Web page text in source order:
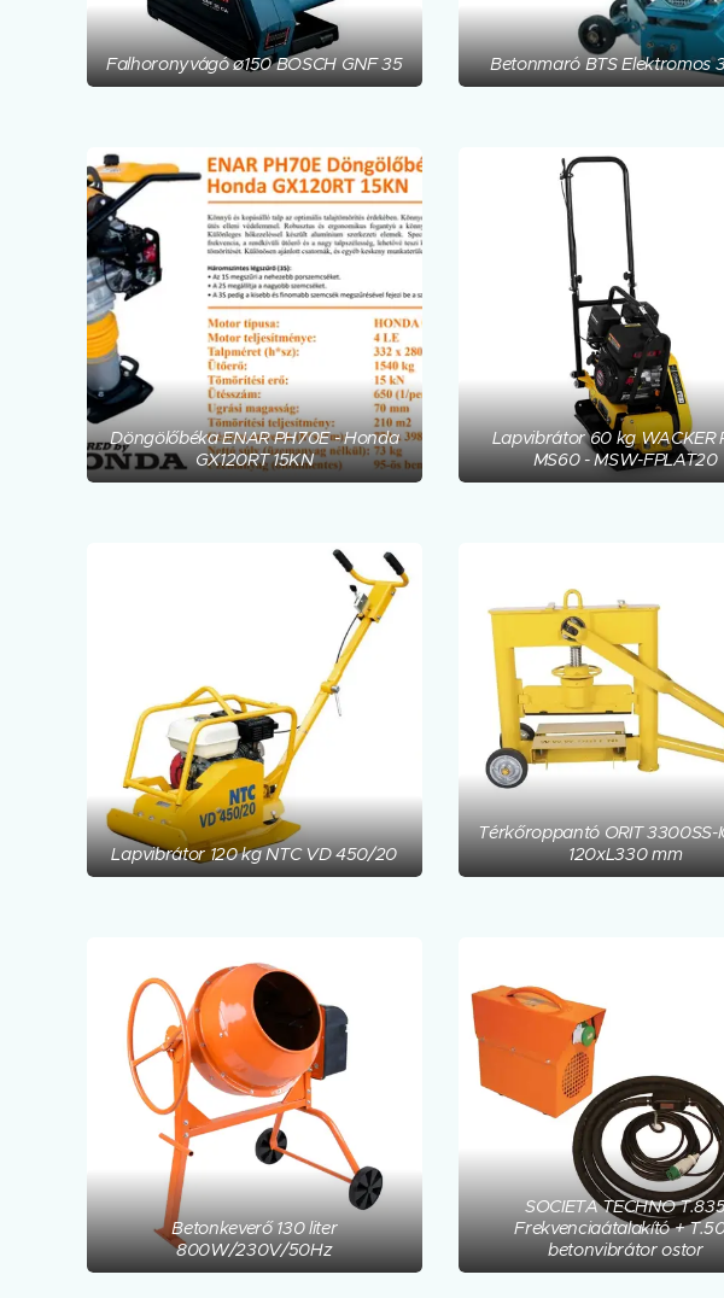
Falhoronyvágó ø150 BOSCH GNF 35 Betonmaró BTS Elektromos
Döngölőbéka ENAR PH70E - Honda
GX120RT 15KN
Lapvibrátor 60 kg WACKER
MS60 - MSW-FPLAT20
Lapvibrátor 120 kg NTC VD 450/20
Térkőroppantó ORIT 3300SS-
120xL330 mm
Betonkeverő 130 liter
800W/230V/50Hz
SOCIETA TECHNO
Frekvenciaátalakító +
betonvibrátor ostor